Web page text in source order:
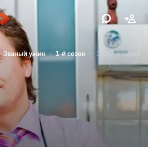
Званый ужин 1-й сезон 1500-я серия